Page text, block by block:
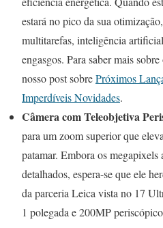
estará no pico da sua
multitarefas, inteligência
engasgos. Para saber mais
nosso post sobrePróximos
Imperdíveis Novidades.
Câmera com Teleobjetiva
para um zoom superior que
patamar. Embora os
detalhados, espera-se que ele
da parceria Leica vista no 17
1 polegada e 200MP